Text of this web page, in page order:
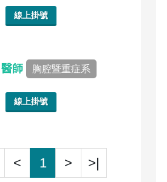
線上掛號
師 胸腔暨重症系
線上掛號
< 1 > >|